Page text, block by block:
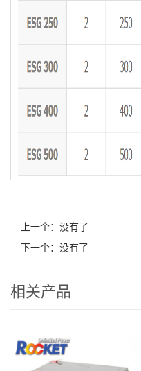
上一个：没有了
下一个：没有了
相关产品